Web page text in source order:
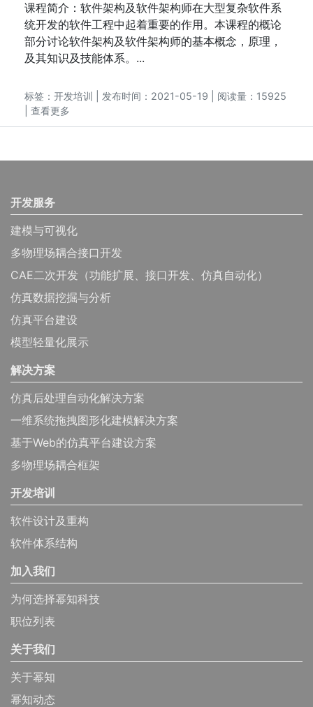
课程简介：软件架构及软件架构师在大型复杂软件系
统开发的软件工程中起着重要的作用。本课程的概论
部分讨论软件架构及软件架构师的基本概念，原理，
及其知识及技能体系。...
标签： 开发培训
| 发布时间：2021-05-19 | 阅读量：15925
查看更多
开发服务
建模与可视化
多物理场耦合接口开发
CAE二次开发（功能扩展、接口开发、仿真自动化）
仿真数据挖掘与分析
仿真平台建设
模型轻量化展示
解决方案
仿真后处理自动化解决方案
一维系统拖拽图形化建模解决方案
基于Web的仿真平台建设方案
多物理场耦合框架
开发培训
软件设计及重构
软件体系结构
加入我们
为何选择幂知科技
职位列表
关于我们
关于幂知
幂知动态